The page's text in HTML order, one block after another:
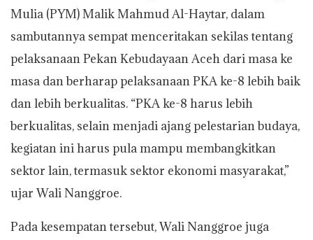
Mulia (PYM) Malik Mahmud Al-Haytar, dalam
sambutannya sempat menceritakan sekilas tentang
pelaksanaan Pekan Kebudayaan Aceh dari masa ke
masa dan berharap pelaksanaan PKA ke-8 lebih baik
dan lebih berkualitas. “PKA ke-8 harus lebih
berkualitas, selain menjadi ajang pelestarian budaya,
kegiatan ini harus pula mampu membangkitkan
sektor lain, termasuk sektor ekonomi masyarakat,”
ujar Wali Nanggroe.
Pada kesempatan tersebut, Wali Nanggroe juga